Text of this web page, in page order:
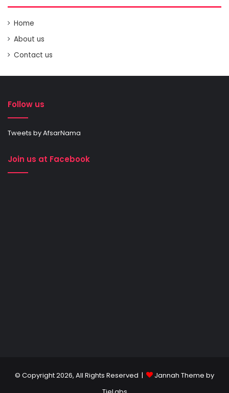
Home
About us
Contact us
Follow us
Tweets by AfsarNama
Join us at Facebook
© Copyright 2026, All Rights Reserved |
Jannah Theme by